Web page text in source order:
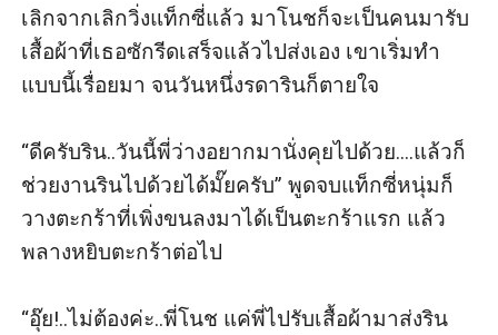
เลิกจากเลิกวิ่งแท็กซี่แล้ว มาโนชก็จะเป็นคนมารับ
เสื้อผ้าที่เธอซักรีดเสร็จแล้วไปส่งเอง เขาเริ่มทำ
แบบนี้เรื่อยมา จนวันหนึ่งรดารินก็ตายใจ
“ดีครับริน..วันนี้พี่ว่างอยากมานั่งคุยไปด้วย....แล้วก็
ช่วยงานรินไปด้วยได้มั๊ยครับ” พูดจบแท็กซี่หนุ่มก็
วางตะกร้าที่เพิ่งขนลงมาได้เป็นตะกร้าแรก แล้ว
พลางหยิบตะกร้าต่อไป
“อุ๊ย!..ไม่ต้องค่ะ..พี่โนช แค่พี่ไปรับเสื้อผ้ามาส่งริน